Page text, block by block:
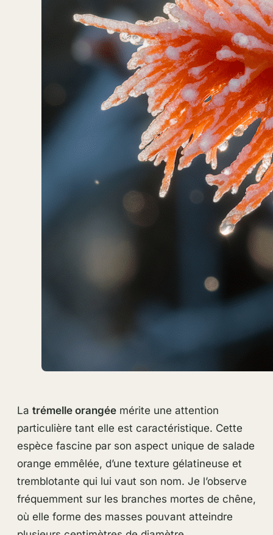
La trémelle orangéemérite une attention
particulière tant elle est caractéristique. Cette
espèce fascine par son aspect unique de salade
orange emmêlée, d’une texture gélatineuse et
tremblotante qui lui vaut son nom. Je l’observe
fréquemment sur les branches mortes de chêne,
où elle forme des masses pouvant atteindre